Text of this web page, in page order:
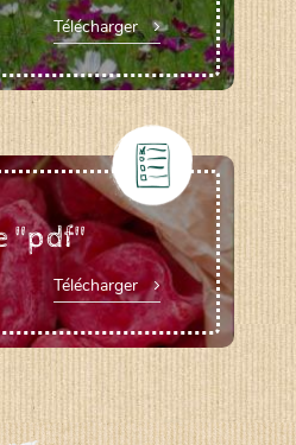
Télécharger
"pdf"
Télécharger